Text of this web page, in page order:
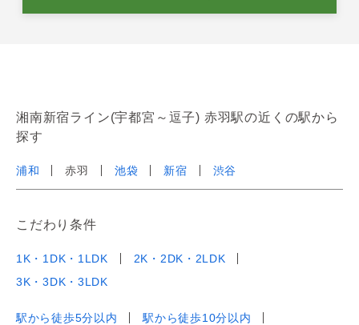
湘南新宿ライン(宇都宮～逗子) 赤羽駅の近くの駅から
探す
浦和 赤羽 池袋 新宿 渋谷
こだわり条件
1K・1DK・1LDK
2K・2DK・2LDK
3K・3DK・3LDK
駅から徒歩5分以内
駅から徒歩10分以内